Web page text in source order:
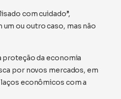
com cuidado”,
um ou outro caso, mas não
proteção da economia
por novos mercados, em
econômicos com a